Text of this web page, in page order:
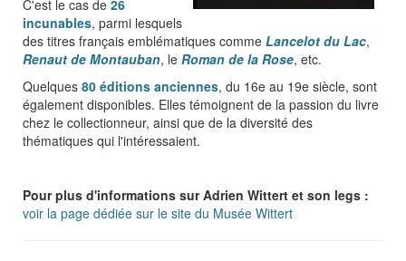
C'est le cas de 26
incunables, parmi lesquels
des titres français emblématiques comme Lancelot du Lac,
Renaut de Montauban, le Roman de la Rose, etc.
Quelques 80 éditions anciennes, du 16e au 19e siècle, sont
également disponibles. Elles témoignent de la passion du livre
chez le collectionneur, ainsi que de la diversité des
thématiques qui l'intéressaient.
Pour plus d'informations sur Adrien Wittert et son legs :
voir la page dédiée sur le site du Musée Wittert